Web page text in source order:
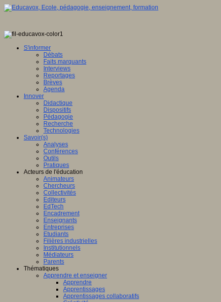
S'informer
Débats
Faits marquants
Interviews
Reportages
Brèves
Agenda
Innover
Didactique
Dispositifs
Pédagogie
Recherche
Technologies
Savoir(s)
Analyses
Conférences
Outils
Pratiques
Acteurs de l'éducation
Animateurs
Chercheurs
Collectivités
Editeurs
EdTech
Encadrement
Enseignants
Entreprises
Etudiants
Filières industrielles
Institutionnels
Médiateurs
Parents
Thématiques
Apprendre et enseigner
Apprendre
Apprentissages
Apprentissages collaboratifs